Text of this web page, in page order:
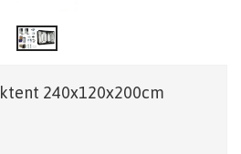
240x120x200cm